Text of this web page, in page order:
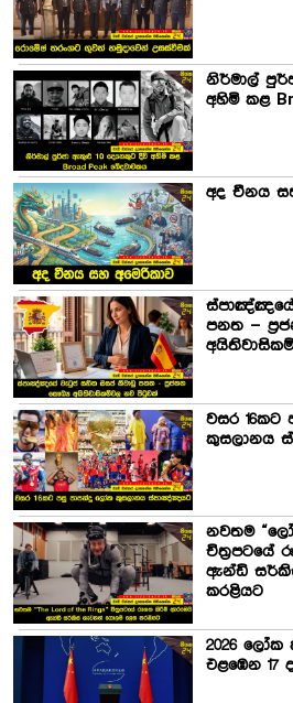
නිර්මාල්
අහිමි කළ
අද චීනය
ස්පාඤ්ඤයේ
පනත –
වසර 16කට
කුසලානය
නවතම
චිත්‍රපටයේ
ඇන්ඩි
කරළියට
2026 ලෝක
එළඹෙන 17